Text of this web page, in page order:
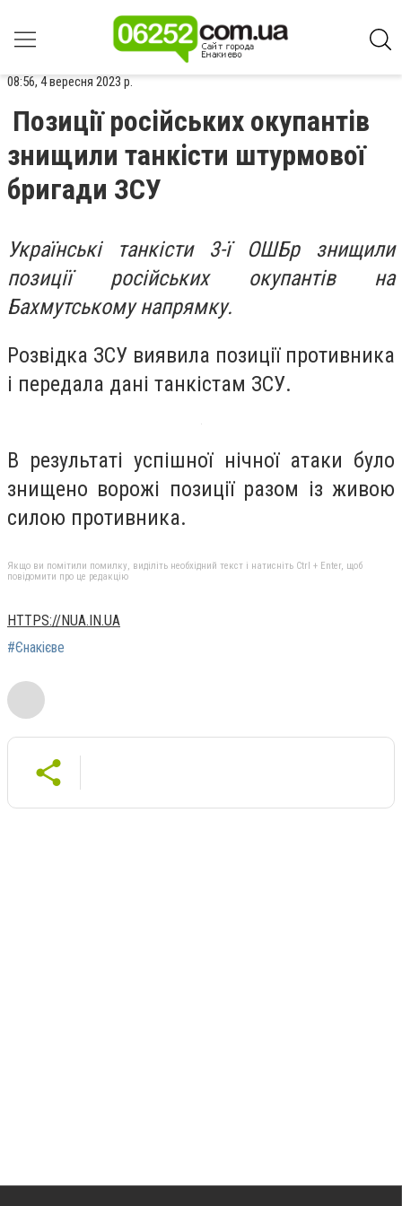
08:56, 4 вересня 2023 р.
Позиції російських окупантів
знищили танкісти штурмової
бригади ЗСУ
Українські танкісти 3-ї ОШБр знищили
позиції російських окупантів на
Бахмутському напрямку.
Розвідка ЗСУ виявила позиції противника
і передала дані танкістам ЗСУ.
В результаті успішної нічної атаки було
знищено ворожі позиції разом із живою
силою противника.
Якщо ви помітили помилку, виділіть необхідний текст і натисніть Ctrl + Enter, щоб
повідомити про це редакцію
HTTPS://NUA.IN.UA
#Єнакієве